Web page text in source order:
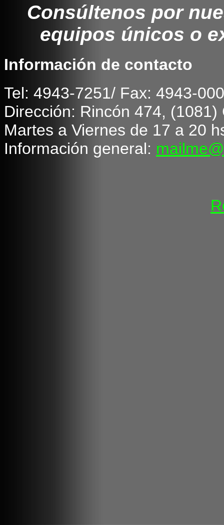
Consúltenos por
equipos únicos o
Información de contacto
Tel: 4943-7251/ Fax: 4943-
Dirección: Rincón 474,
Martes a Viernes de 17a 20
Información general: